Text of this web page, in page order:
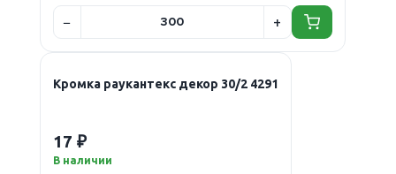
Кромка раукантекс декор 30/2 4291
17 ₽
В наличии